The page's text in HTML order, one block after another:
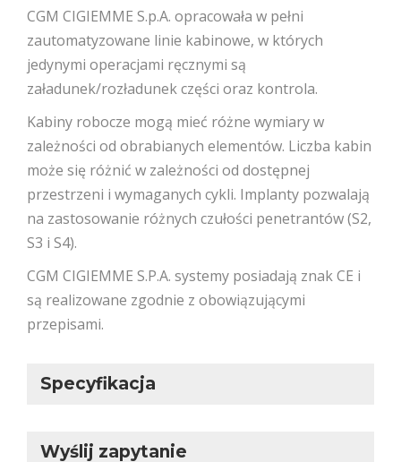
CGM CIGIEMME S.p.A. opracowała w pełni
zautomatyzowane linie kabinowe, w których
jedynymi operacjami ręcznymi są
załadunek/rozładunek części oraz kontrola.
Kabiny robocze mogą mieć różne wymiary w
zależności od obrabianych elementów. Liczba kabin
może się różnić w zależności od dostępnej
przestrzeni i wymaganych cykli. Implanty pozwalają
na zastosowanie różnych czułości penetrantów (S2,
S3 i S4).
CGM CIGIEMME S.P.A. systemy posiadają znak CE i
są realizowane zgodnie z obowiązującymi
przepisami.
Specyfikacja
Wyślij zapytanie